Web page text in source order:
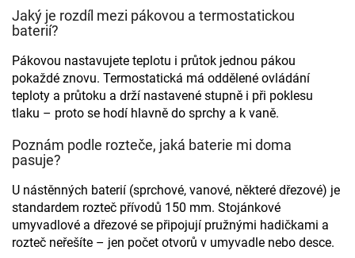
p
v
k
y
v
ý
i
í
Jaký je rozdíl mezi pákovou a termostatickou
baterií?
Pákovou nastavujete teplotu i průtok jednou pákou
pokaždé znovu. Termostatická má oddělené ovládání
teploty a průtoku a drží nastavené stupně i při poklesu
tlaku – proto se hodí hlavně do sprchy a k vaně.
Poznám podle rozteče, jaká baterie mi doma
pasuje?
U nástěnných baterií (sprchové, vanové, některé dřezové) je
standardem rozteč přívodů 150 mm. Stojánkové
umyvadlové a dřezové se připojují pružnými hadičkami a
rozteč neřešíte – jen počet otvorů v umyvadle nebo desce.